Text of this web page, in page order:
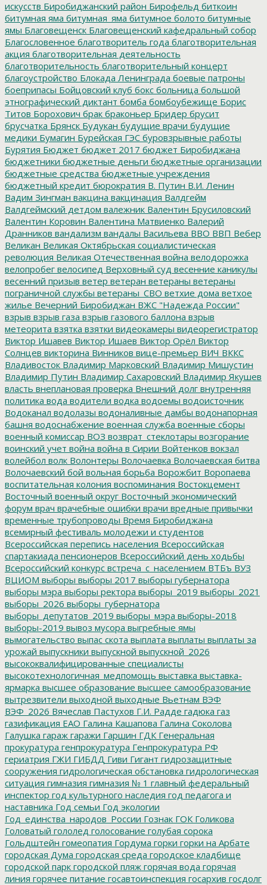
искусств Биробиджанский район Бирофельд биткоин
битумная яма битумная_яма битумное болото битумные
ямы Благовещенск Благовещенский кафедральный собор
Благословенное благотворитель года благотворительная
акция благотворительная деятельность
благотворительность благотворительный концерт
благоустройство Блокада Ленинграда боевые патроны
боеприпасы Бойцовский клуб бокс больница большой
этнографический диктант бомба бомбоубежище Борис
Титов Борохович брак браконьер Бридер брусит
брусчатка Брянск Будукан будущие врачи будущие
медики Бумагин Бурейская ГЭС буровзрывные работы
Бурятия Бюджет бюджет 2017 бюджет Биробиджана
бюджетники бюджетные деньги бюджетные организации
бюджетные средства бюджетные учреждения
бюджетный кредит бюрократия В. Путин В.И. Ленин
Вадим Зингман вакцина вакцинация Валдгейм
Валдгеймский детдом валежник Валентин Брусиловский
Валентин Коровин Валентина Матвиенко Валерий
Дранников вандализм вандалы Васильева ВВО ВВП Вебер
Великан Великая Октябрьская социалистическая
революция Великая Отечественная война велодорожка
велопробег велосипед Верховный суд весенние каникулы
весенний призыв ветер ветеран ветераны ветераны
пограничной службы ветераны_СВО ветхие дома ветхое
жилье Вечерний Биробиджан ВЖС "Надежда России"
взрыв взрыв газа взрыв газового баллона взрыв
метеорита взятка взятки видеокамеры видеорегистратор
Виктор Ишавев Виктор Ишаев Виктор Орёл Виктор
Солнцев викторина Винников вице-премьер ВИЧ ВККС
Владивосток Владимир Марковский Владимир Мишустин
Владимир Путин Владимир Сахаровский Владимир Якушев
власть внеплановая проверка Внешний долг внутренняя
политика вода водители водка водоемы водоисточник
Водоканал водолазы водоналивные дамбы водонапорная
башня водоснабжение военная служба военные сборы
военный комиссар ВОЗ возврат_стеклотары возгорание
воинский учет война война в Сирии Войтенков вокзал
волейбол волк Волонтеры Волочаевка Волочаевская битва
Волочаевский бой вольная борьба Ворожбит Воропаева
воспитательная колония воспоминания Востокцемент
Восточный военный округ Восточный экономический
форум врач врачебные ошибки врачи вредные привычки
временные трубопроводы Время Биробиджана
всемирный фестиваль молодежи и студентов
Всероссийская перепись населения Всероссийская
спартакиада пенсионеров Всероссийский день ходьбы
Всероссийский конкурс встреча_с_населением ВТБъ ВУЗ
ВЦИОМ выборы выборы 2017 выборы губернатора
выборы мэра выборы ректора выборы_2019 выборы_2021
выборы_2026 выборы_губернатора
выборы_депутатов_2019 выборы_мэра выборы-2018
выборы-2019 вывоз мусора выгребные ямы
вымогательство выпас скота выплата выплаты выплаты за
урожай выпускники выпускной выпускной_2026
высококвалифицированные специалисты
высокотехнологичная_медпомощь выставка выставка-
ярмарка высшее образование высшее самообразование
вытрезвители выходной выходные Вьетнам ВЭФ
ВЭФ_2026 Вячеслав Пастухов Г.И. Радде гадюка газ
газификация ЕАО Галина Кашапова Галина Соколова
Галушка гараж гаражи Гаршин ГДК Генеральная
прокуратура генпрокуратура Генпрокуратура РФ
гериатрия ГЖИ ГИБДД Гиви Гигант гидрозащитные
сооружения гидрологическая обстановка гидрологическая
ситуация гимназия гимназия № 1 главный федеральный
инспектор год культурного наследия год педагога и
наставника Год семьи Год экологии
Год_единства_народов_России Гознак ГОК Голикова
Головатый гололед голосование голубая сорока
Гольдштейн гомеопатия Гордума горки горки на Арбате
городская Дума городская среда городское кладбище
городской парк городской пляж горячая вода горячая
линия горячее питание госавтоинспекция госархив госдолг